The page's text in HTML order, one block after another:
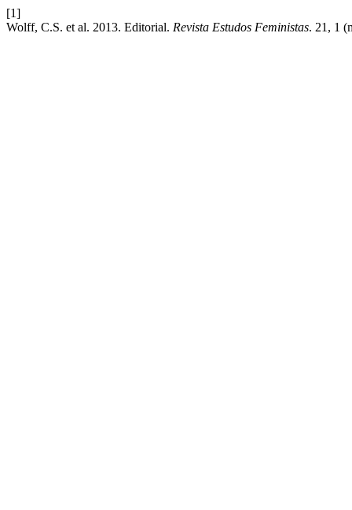
[1]
Wolff, C.S. et al. 2013. Editorial. Revista Estudos Feministas. 21, 1